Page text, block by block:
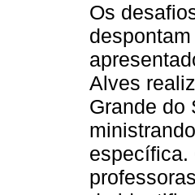
Os
Alves
Grande do
específica.